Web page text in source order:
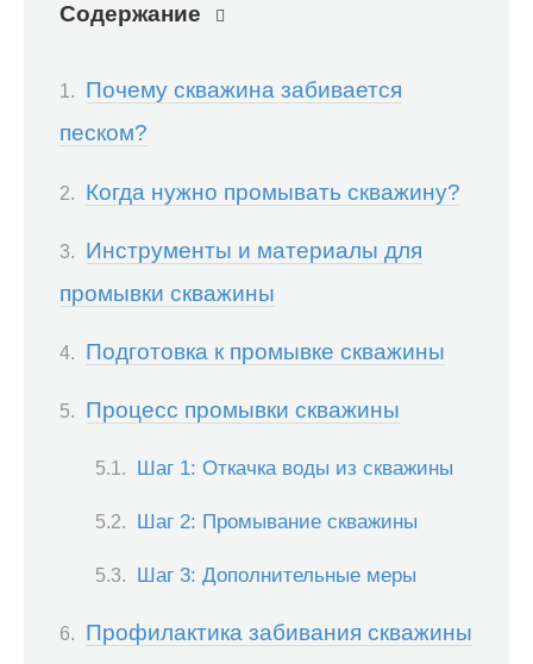
Содержание
Почему скважина забивается
песком?
Когда нужно промывать скважину?
Инструменты и материалы для
промывки скважины
Подготовка к промывке скважины
Процесс промывки скважины
Шаг 1: Откачка воды из скважины
Шаг 2: Промывание скважины
Шаг 3: Дополнительные меры
Профилактика забивания скважины